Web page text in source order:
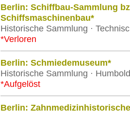
Berlin: Schiffbau-Sammlung
Schiffsmaschinenbau*
Historische Sammlung ·
*Verloren
Berlin: Schmiedemuseum*
Historische Sammlung ·
*Aufgelöst
Berlin: